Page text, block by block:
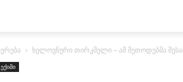
ხელოვნური თირკმელი – ამ მეთოდებმა